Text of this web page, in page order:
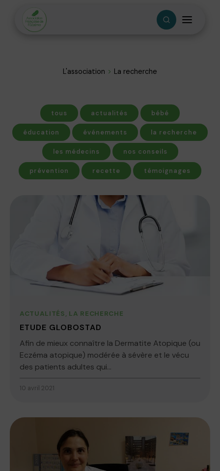
L'association La recherche
tous actualités bébé
éducation événements la recherche
les médecins nos conseils
prévention recette témoignages
ACTUALITÉS, LA RECHERCHE
ETUDE GLOBOSTAD
Afin de mieux connaître la Dermatite Atopique (ou
Eczéma atopique) modérée à sévère et le vécu
des patients adultes qui...
10 avril 2021